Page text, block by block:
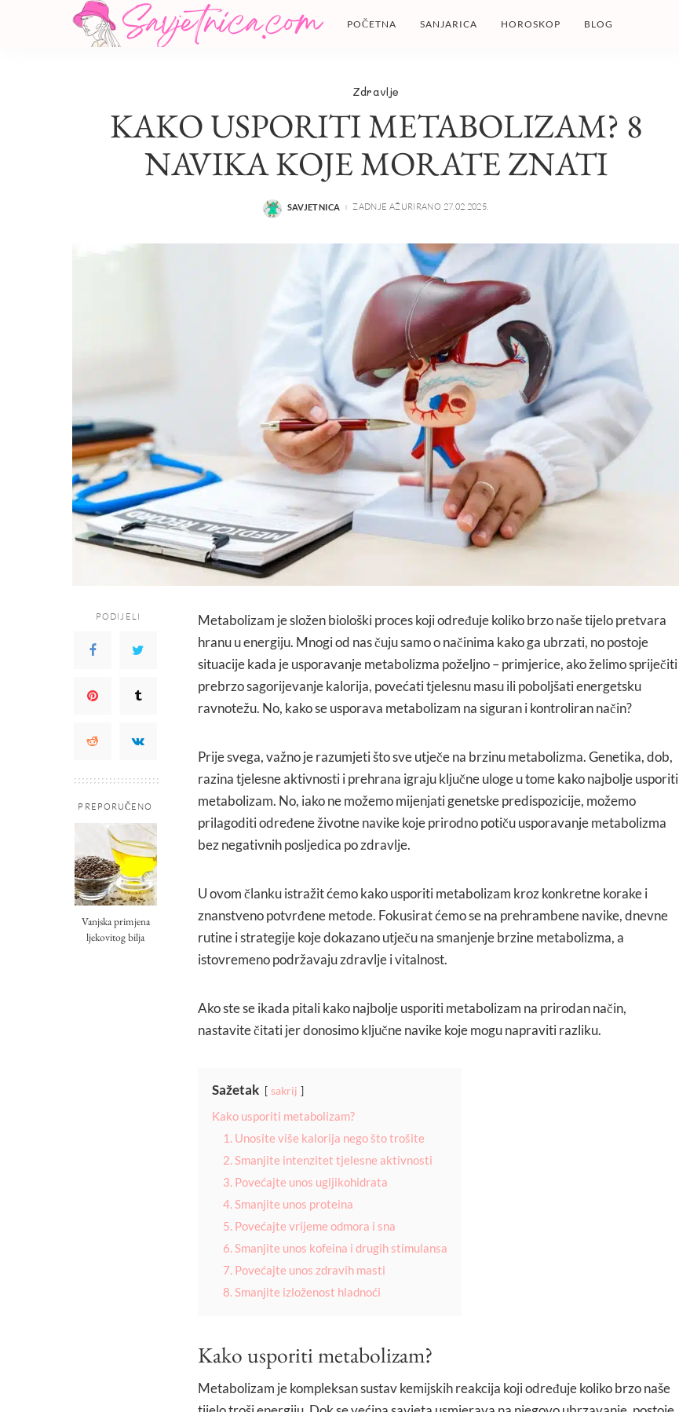
POČETNA SANJARICA HOROSKOP BLOG
Zdravlje
KAKO USPORITI METABOLIZAM? 8
NAVIKA KOJE MORATE ZNATI
POSTED
SAVJETNICA ZADNJE AŽURIRANO 27.02.2025.
PODIJELI
PREPORUČENO
Vanjska primjena
ljekovitog bilja
Metabolizam je složen biološki proces koji određuje koliko brzo naše tijelo pretvara
hranu u energiju. Mnogi od nas čuju samo o načinima kako ga ubrzati, no postoje
situacije kada je usporavanje metabolizma poželjno – primjerice, ako želimo spriječiti
prebrzo sagorijevanje kalorija, povećati tjelesnu masu ili poboljšati energetsku
ravnotežu. No, kako se usporava metabolizam na siguran i kontroliran način?
Prije svega, važno je razumjeti što sve utječe na brzinu metabolizma. Genetika, dob,
razina tjelesne aktivnosti i prehrana igraju ključne uloge u tome kako najbolje usporiti
metabolizam. No, iako ne možemo mijenjati genetske predispozicije, možemo
prilagoditi određene životne navike koje prirodno potiču usporavanje metabolizma
bez negativnih posljedica po zdravlje.
U ovom članku istražit ćemo kako usporiti metabolizam kroz konkretne korake i
znanstveno potvrđene metode. Fokusirat ćemo se na prehrambene navike, dnevne
rutine i strategije koje dokazano utječu na smanjenje brzine metabolizma, a
istovremeno podržavaju zdravlje i vitalnost.
Ako ste se ikada pitali kako najbolje usporiti metabolizam na prirodan način,
nastavite čitati jer donosimo ključne navike koje mogu napraviti razliku.
Sažetak sakrij
Kako usporiti metabolizam?
1. Unosite više kalorija nego što trošite
2. Smanjite intenzitet tjelesne aktivnosti
3. Povećajte unos ugljikohidrata
4. Smanjite unos proteina
5. Povećajte vrijeme odmora i sna
6. Smanjite unos kofeina i drugih stimulansa
7. Povećajte unos zdravih masti
8. Smanjite izloženost hladnoći
Kako usporiti metabolizam?
Metabolizam je kompleksan sustav kemijskih reakcija koji određuje koliko brzo naše